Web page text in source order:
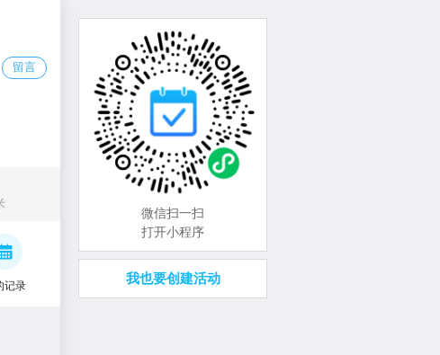
留言
记录
微信扫一扫
打开小程序
我也要创建活动